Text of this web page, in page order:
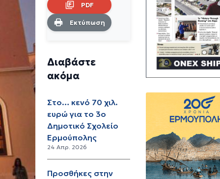
PDF
Εκτύπωση
Διαβάστε
ακόμα
Στο… κενό 70 χιλ.
ευρώ για το 3ο
Δημοτικό Σχολείο
Ερμούπολης
24 Απρ. 2026
Προσθήκες στην